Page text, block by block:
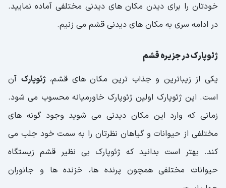
خودتان را برای دیدن مکان های دیدنی مختلفی آماده نمایید.
در ادامه سری به مکان های دیدنی قشم می زنیم.
ژئوپارک در جزیره قشم
یکی از زیباترین و جذاب ترین مکان های قشم،ژئوپارک آن
است. این ژئوپارک اولین ژئوپارک خاورمیانه محسوب می شود.
زمانی که وارد این مکان دیدنی می شوید وجود گونه های
مختلفی از حیوانات و گیاهان نظرتان را به سمت خود جلب می
کند. بهتر است بدانید که ژئوپارک بی نظیر قشم زیستگاه
حیوانات مختلفی همچون پرنده ها، خزنده ها و جانوران